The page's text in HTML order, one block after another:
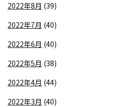
2022年8月 (39)
2022年7月 (40)
2022年6月 (40)
2022年5月 (38)
2022年4月 (44)
2022年3月 (40)